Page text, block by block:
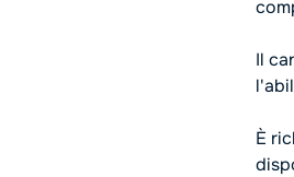
Il
È